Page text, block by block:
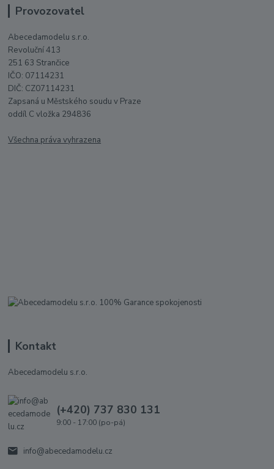
Provozovatel
Abecedamodelu s.r.o.
Revoluční 413
251 63 Strančice
IČO: 07114231
DIČ: CZ07114231
Zapsaná u Městského soudu v Praze
oddíl C vložka 294836
Všechna práva vyhrazena
Kontakt
Abecedamodelu s.r.o.
(+420) 737 830 131
9:00 - 17:00 (po-pá)
info@abecedamodelu.cz